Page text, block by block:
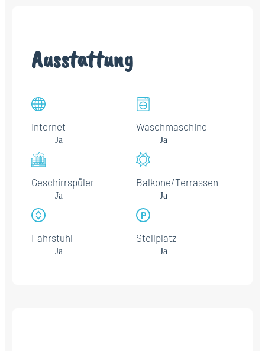
Ausstattung
Internet
Ja
Waschmaschine
Ja
Geschirrspüler
Ja
Balkone/Terrassen
Ja
Fahrstuhl
Ja
Stellplatz
Ja